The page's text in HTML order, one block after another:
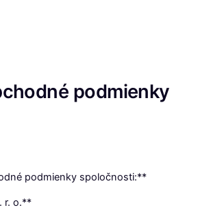
podmienky
podmienky spoločnosti:**
r. o.**